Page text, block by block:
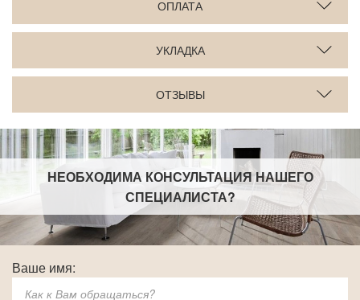
ОПЛАТА
УКЛАДКА
ОТЗЫВЫ
НЕОБХОДИМА КОНСУЛЬТАЦИЯ НАШЕГО
СПЕЦИАЛИСТА?
Ваше имя: